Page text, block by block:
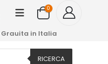
0
Grauita in Italia
RICERCA